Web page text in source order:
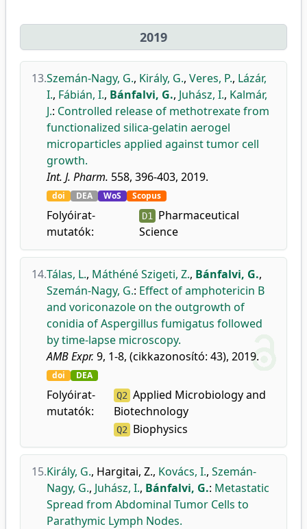
2019
13.Szemán-Nagy, G., Király, G., Veres, P., Lázár,
I., Fábián, I., Bánfalvi, G., Juhász, I., Kalmár,
J.: Controlled release of methotrexate from
functionalized silica-gelatin aerogel
microparticles applied against tumor cell
growth.
Int. J. Pharm. 558, 396-403, 2019.
doi DEA WoS Scopus
Folyóirat-
mutatók:
D1 Pharmaceutical
Science
14.Tálas, L., Máthéné Szigeti, Z., Bánfalvi, G.,
Szemán-Nagy, G.: Effect of amphotericin B
and voriconazole on the outgrowth of
conidia of Aspergillus fumigatus followed
by time-lapse microscopy.
AMB Expr. 9, 1-8, (cikkazonosító: 43), 2019.
doi DEA
Folyóirat-
mutatók:
Q2 Applied Microbiology and
Biotechnology
Q2 Biophysics
15.Király, G., Hargitai, Z., Kovács, I., Szemán-
Nagy, G., Juhász, I., Bánfalvi, G.: Metastatic
Spread from Abdominal Tumor Cells to
Parathymic Lymph Nodes.